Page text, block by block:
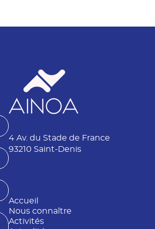
4 Av. du Stade de France
93210 Saint-Denis
Accueil
Nous connaître
Activités